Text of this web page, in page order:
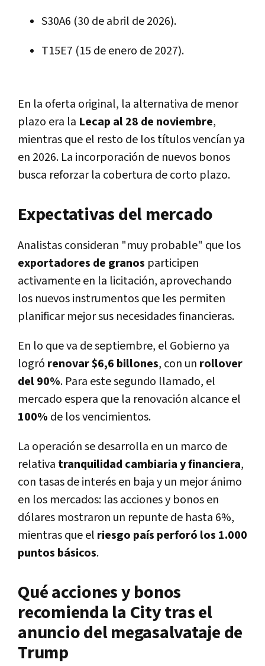
S30A6 (30 de abril de 2026).
T15E7 (15 de enero de 2027).
En la oferta original, la alternativa de menor
plazo era la Lecap al 28 de noviembre,
mientras que el resto de los títulos vencían ya
en 2026. La incorporación de nuevos bonos
busca reforzar la cobertura de corto plazo.
Expectativas del mercado
Analistas consideran "muy probable" que los
exportadores de granos participen
activamente en la licitación, aprovechando
los nuevos instrumentos que les permiten
planificar mejor sus necesidades financieras.
En lo que va de septiembre, el Gobierno ya
logró renovar $6,6 billones, con un rollover
del 90%. Para este segundo llamado, el
mercado espera que la renovación alcance el
100% de los vencimientos.
La operación se desarrolla en un marco de
relativa tranquilidad cambiaria y financiera,
con tasas de interés en baja y un mejor ánimo
en los mercados: las acciones y bonos en
dólares mostraron un repunte de hasta 6%,
mientras que el riesgo país perforó los 1.000
puntos básicos.
Qué acciones y bonos
recomienda la City tras el
anuncio del megasalvataje de
Trump